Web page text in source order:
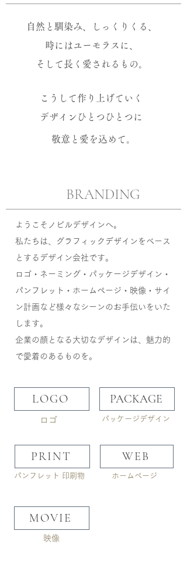
自然と馴染み、しっくりくる、
時にはユーモラスに、
そして長く愛されるもの。
こうして作り上げていく
デザインひとつひとつに
敬意と愛を込めて。
BRANDING
ようこそノビルデザインへ。
私たちは、グラフィックデザインをベース
とするデザイン会社です。
ロゴ・ネーミング・パッケージデザイン・
パンフレット・ホームページ・映像・サイ
ン計画など様々なシーンのお手伝いをいた
します。
企業の顔となる大切なデザインは、魅力的
で愛着のあるものを。
LOGO
ロゴ
PACKAGE
パッケージデザイン
PRINT
​パンフレット 印刷物
WEB
​ホームページ
MOVIE
​映像